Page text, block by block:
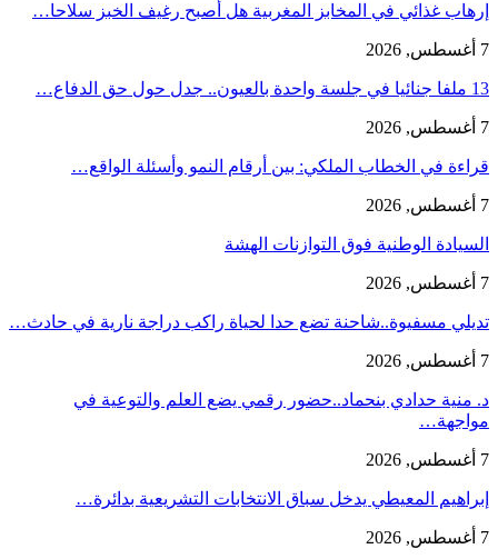
إرهاب غذائي في المخابز المغربية هل أصبح رغيف الخبز سلاحا…
7 أغسطس, 2026
13 ملفا جنائيا في جلسة واحدة بالعيون.. جدل حول حق الدفاع…
7 أغسطس, 2026
قراءة في الخطاب الملكي: بين أرقام النمو وأسئلة الواقع…
7 أغسطس, 2026
السيادة الوطنية فوق التوازنات الهشة
7 أغسطس, 2026
تديلي مسفيوة..شاحنة تضع حدا لحياة راكب دراجة نارية في حادث…
7 أغسطس, 2026
د. منية حدادي بنحماد..حضور رقمي يضع العلم والتوعية في
مواجهة…
7 أغسطس, 2026
إبراهيم المعيطي يدخل سباق الانتخابات التشريعية بدائرة…
7 أغسطس, 2026